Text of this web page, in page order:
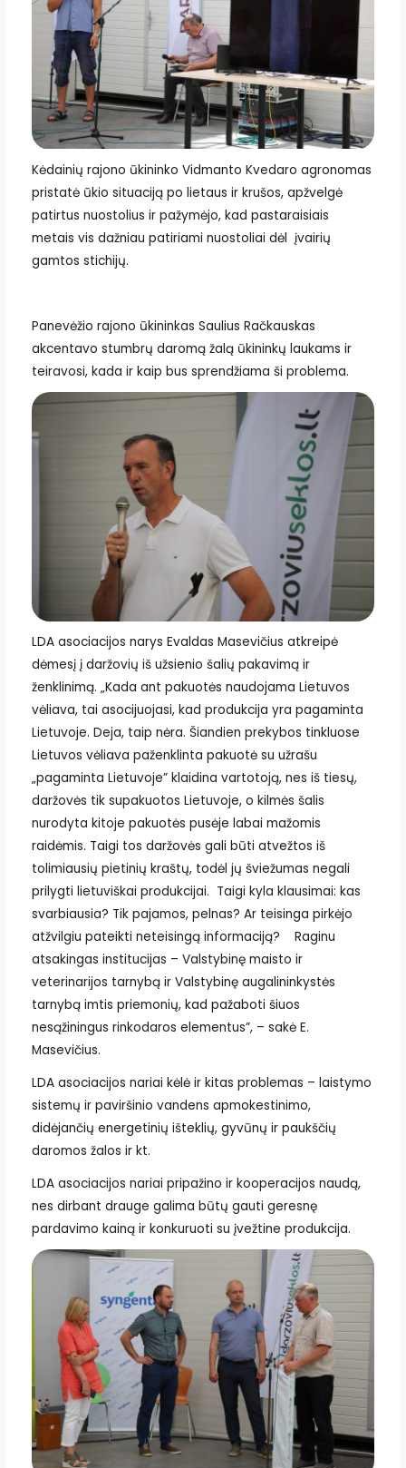
Kėdainių rajono ūkininko Vidmanto Kvedaro agronomas
pristatė ūkio situaciją po lietaus ir krušos, apžvelgė
patirtus nuostolius ir pažymėjo, kad pastaraisiais
metais vis dažniau patiriami nuostoliai dėl įvairių
gamtos stichijų.
Panevėžio rajono ūkininkas Saulius Račkauskas
akcentavo stumbrų daromą žalą ūkininkų laukams ir
teiravosi, kada ir kaip bus sprendžiama ši problema.
LDA asociacijos narys Evaldas Masevičius atkreipė
dėmesį į daržovių iš užsienio šalių pakavimą ir
ženklinimą. „Kada ant pakuotės naudojama Lietuvos
vėliava, tai asocijuojasi, kad produkcija yra pagaminta
Lietuvoje. Deja, taip nėra. Šiandien prekybos tinkluose
Lietuvos vėliava paženklinta pakuotė su užrašu
„pagaminta Lietuvoje” klaidina vartotoją, nes iš tiesų,
daržovės tik supakuotos Lietuvoje, o kilmės šalis
nurodyta kitoje pakuotės pusėje labai mažomis
raidėmis. Taigi tos daržovės gali būti atvežtos iš
tolimiausių pietinių kraštų, todėl jų šviežumas negali
prilygti lietuviškai produkcijai. Taigi kyla klausimai: kas
svarbiausia? Tik pajamos, pelnas? Ar teisinga pirkėjo
atžvilgiu pateikti neteisingą informaciją? Raginu
atsakingas institucijas – Valstybinę maisto ir
veterinarijos tarnybą ir Valstybinę augalininkystės
tarnybą imtis priemonių, kad pažaboti šiuos
nesąžiningus rinkodaros elementus”, – sakė E.
Masevičius.
LDA asociacijos nariai kėlė ir kitas problemas – laistymo
sistemų ir paviršinio vandens apmokestinimo,
didėjančių energetinių išteklių, gyvūnų ir paukščių
daromos žalos ir kt.
LDA asociacijos nariai pripažino ir kooperacijos naudą,
nes dirbant drauge galima būtų gauti geresnę
pardavimo kainą ir konkuruoti su įvežtine produkcija.